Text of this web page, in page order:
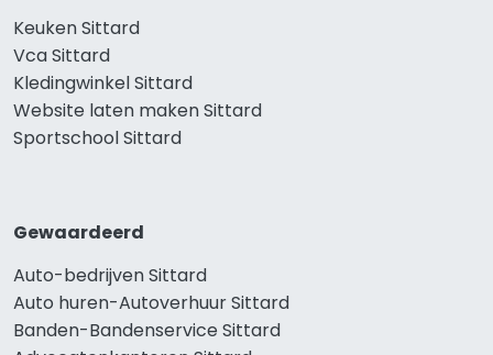
Keuken Sittard
Vca Sittard
Kledingwinkel Sittard
Website laten maken Sittard
Sportschool Sittard
Gewaardeerd
Auto-bedrijven Sittard
Auto huren-Autoverhuur Sittard
Banden-Bandenservice Sittard